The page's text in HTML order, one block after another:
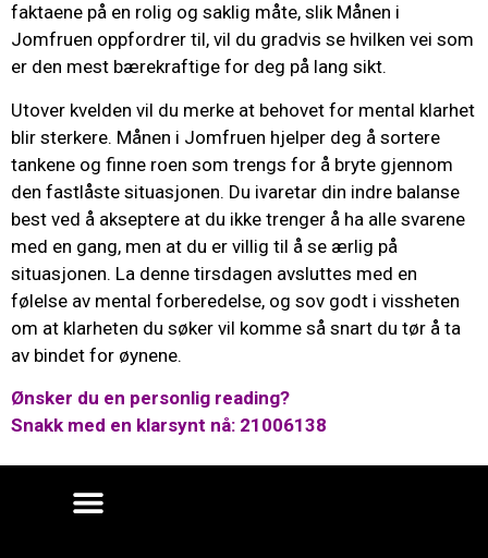
faktaene på en rolig og saklig måte, slik Månen i
Jomfruen oppfordrer til, vil du gradvis se hvilken vei som
er den mest bærekraftige for deg på lang sikt.
Utover kvelden vil du merke at behovet for mental klarhet
blir sterkere. Månen i Jomfruen hjelper deg å sortere
tankene og finne roen som trengs for å bryte gjennom
den fastlåste situasjonen. Du ivaretar din indre balanse
best ved å akseptere at du ikke trenger å ha alle svarene
med en gang, men at du er villig til å se ærlig på
situasjonen. La denne tirsdagen avsluttes med en
følelse av mental forberedelse, og sov godt i vissheten
om at klarheten du søker vil komme så snart du tør å ta
av bindet for øynene.
Ønsker du en personlig reading?
Snakk med en klarsynt nå: 21006138